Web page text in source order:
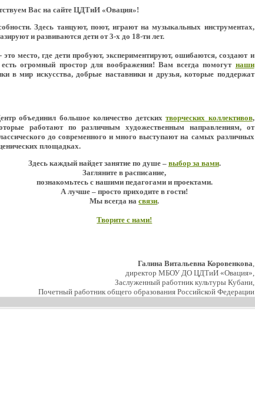
Вас на сайте ЦДТиИ «Овация»!
Здесь танцуют, поют, играют на музыкальных инструментах,
и развиваются дети от 3-х до 18-ти лет.
место, где дети пробуют, экспериментируют, ошибаются, создают и
огромный простор для воображения! Вам всегда помогут наши
в мир искусства, добрые наставники и друзья, которые поддержат
объединил большое количество детскихтворческих коллективов,
работают по различным художественным направлениям, от
до современного и много выступают на самых различных
площадках.
Здесь каждый найдет занятие по душе – выбор за вами.
Загляните в расписание,
познакомьтесь с нашими педагогами и проектами.
А лучше – просто приходите в гости!
Мы всегда насвязи.
Творите с нами!
Галина Витальевна Коровенкова
директор МБОУ ДО ЦДТиИ «Овация»,
Заслуженный работник культуры Кубани,
Почетный работник общего образования Российской Федерации